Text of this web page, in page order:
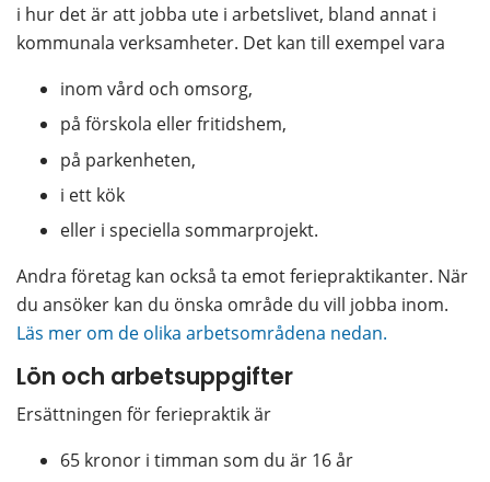
i hur det är att jobba ute i arbetslivet, bland annat i
kommunala verksamheter. Det kan till exempel vara
inom vård och omsorg,
på förskola eller fritidshem,
på parkenheten,
i ett kök
eller i speciella sommarprojekt.
Andra företag kan också ta emot feriepraktikanter. När
Läs mer om de olika arbetsområdena nedan.
Lön och arbetsuppgifter
Ersättningen för feriepraktik är
65 kronor i timman som du är 16 år